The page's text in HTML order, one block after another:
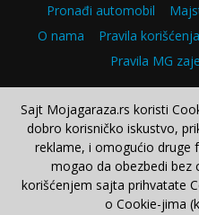
Pronađi automobil
O nama
Pravila korišćenja
Pravila MG
Copyright ©
Sajt Mojagaraza.rs koristi
dobro korisničko iskustvo,
reklame, i omogućio druge
mogao da obezbedi bez
korišćenjem sajta prihvatate
o Cookie-jima